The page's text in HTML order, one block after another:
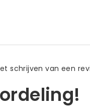
schrijven van een